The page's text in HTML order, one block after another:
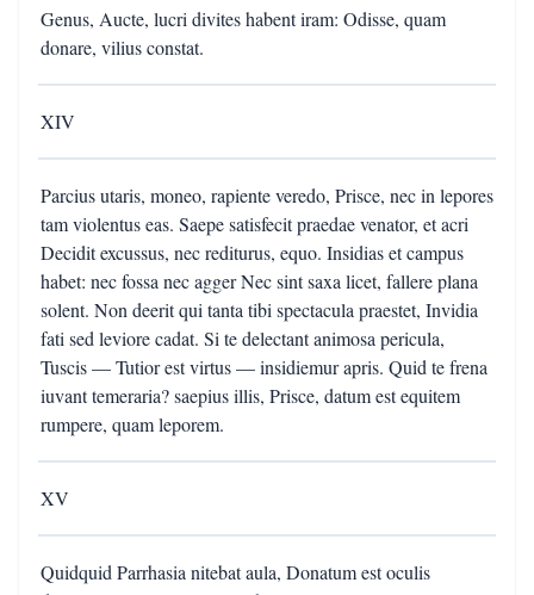
Genus, Aucte, lucri divites habent iram: Odisse, quam
donare, vilius constat.
XIV
Parcius utaris, moneo, rapiente veredo, Prisce, nec in lepores
tam violentus eas. Saepe satisfecit praedae venator, et acri
Decidit excussus, nec rediturus, equo. Insidias et campus
habet: nec fossa nec agger Nec sint saxa licet, fallere plana
solent. Non deerit qui tanta tibi spectacula praestet, Invidia
fati sed leviore cadat. Si te delectant animosa pericula,
Tuscis — Tutior est virtus — insidiemur apris. Quid te frena
iuvant temeraria? saepius illis, Prisce, datum est equitem
rumpere, quam leporem.
XV
Quidquid Parrhasia nitebat aula, Donatum est oculis